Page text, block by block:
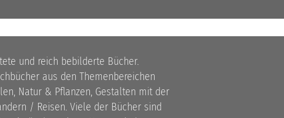
und reich bebilderte Bücher.
aus den Themenbereichen
Natur & Pflanzen, Gestalten mit der
/ Reisen. Viele der Bücher sind